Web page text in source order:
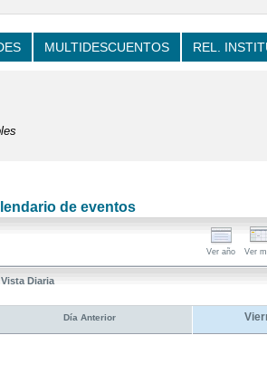
MULTIDESCUENTOS REL.
de eventos
Ver año Ver
Vista Diaria
Día Anterior